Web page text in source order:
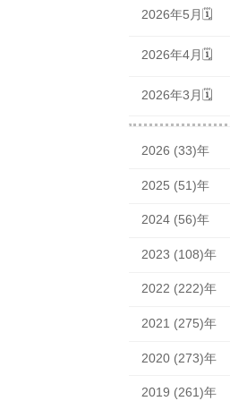
2026年5月🗓
2026年4月🗓
2026年3月🗓
2026 (33)年
2025 (51)年
2024 (56)年
2023 (108)年
2022 (222)年
2021 (275)年
2020 (273)年
2019 (261)年